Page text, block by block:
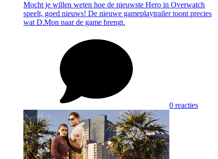
Mocht je willen weten hoe de nieuwste Hero in Overwatch
speelt, goed nieuws! De nieuwe gameplaytrailer toont precies
wat D.Mon naar de game brengt.
0 reacties